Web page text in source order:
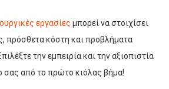
εργασίες μπορεί να στοιχίσει
πρόσθετα κόστη και προβλήματα
την εμπειρία και την αξιοπιστία
σας από το πρώτο κιόλας βήμα!